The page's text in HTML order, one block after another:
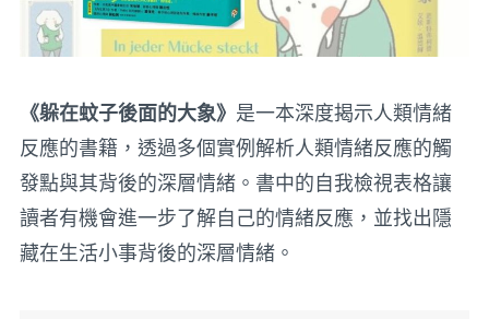
《躲在蚊子後面的大象》 是一本深度揭示人類情緒
反應的書籍，透過多個實例解析人類情緒反應的觸
發點與其背後的深層情緒。書中的自我檢視表格讓
讀者有機會進一步了解自己的情緒反應，並找出隱
藏在生活小事背後的深層情緒。